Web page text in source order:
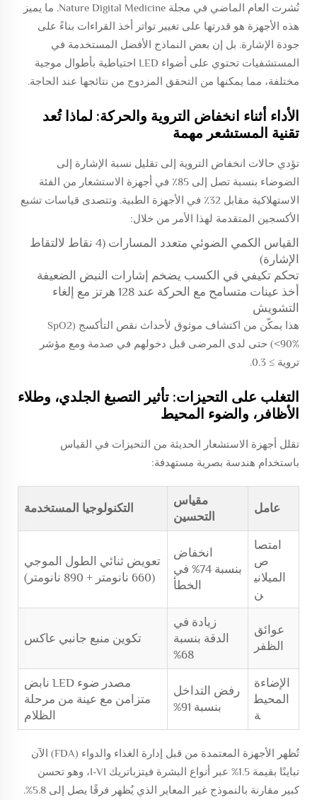
نُشرت العام الماضي في مجلة Nature Digital Medicine. ما يميز
هذه الأجهزة هو قدرتها على تغيير تواتر أخذ القراءات بناءً على
جودة الإشارة. بل إن بعض النماذج الأفضل المستخدمة في
المستشفيات تحتوي على أضواء LED احتياطية بأطوال موجية
مختلفة، مما يمكنها من التحقق المزدوج من نتائجها عند الحاجة.
الأداء أثناء انخفاض التروية والحركة: لماذا تُعد
تقنية المستشعر مهمة
تؤدي حالات انخفاض التروية إلى تقليل نسبة الإشارة إلى
الضوضاء بنسبة تصل إلى 85٪ في أجهزة الاستشعار من الفئة
الاستهلاكية مقابل 32٪ في الأجهزة الطبية. وتتصدى قياسات تشبع
الأكسجين المتقدمة لهذا الأمر من خلال:
القياس الكمي الضوئي متعدد المسارات (4 نقاط لالتقاط
الإشارة)
تحكم تكيفي في الكسب يضخم إشارات النبض الضعيفة
أخذ عينات متسامح مع الحركة عند 128 هرتز مع إلغاء
التشويش
هذا يمكّن من اكتشاف موثوق لأحداث نقص التأكسج (SpO2
<90%) حتى لدى المرضى قبل دخولهم في صدمة ومع مؤشر
تروية ≥ 0.3.
التغلب على التحيزات: تأثير التصبغ الجلدي، وطلاء
الأظافر، والضوء المحيط
تقلل أجهزة الاستشعار الحديثة من التحيزات في القياس
باستخدام هندسة بصرية مستهدفة:
عامل
مقياس
التحسين
التكنولوجيا المستخدمة
امتصا
ص
الميلاني
ن
انخفاض
بنسبة 74% في
الخطأ
تعويض ثنائي الطول الموجي
(660 نانومتر + 890 نانومتر)
عوائق
الظفر
زيادة في
الدقة بنسبة
68%
تكوين منبع جانبي عاكس
الإضاءة
المحيط
ة
رفض التداخل
بنسبة 91%
مصدر ضوء LED نابض
متزامن مع عينة من مرحلة
الظلام
تُظهر الأجهزة المعتمدة من قبل إدارة الغذاء والدواء (FDA) الآن
تباينًا بقيمة 1.5% عبر أنواع البشرة فيتزباتريك I-VI، وهو تحسن
كبير مقارنة بالنموذج غير المعاير الذي يُظهر فرقًا يصل إلى 5.8%.